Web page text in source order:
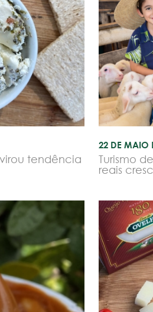
tendência
22 DE MAIO
Turismo
reais